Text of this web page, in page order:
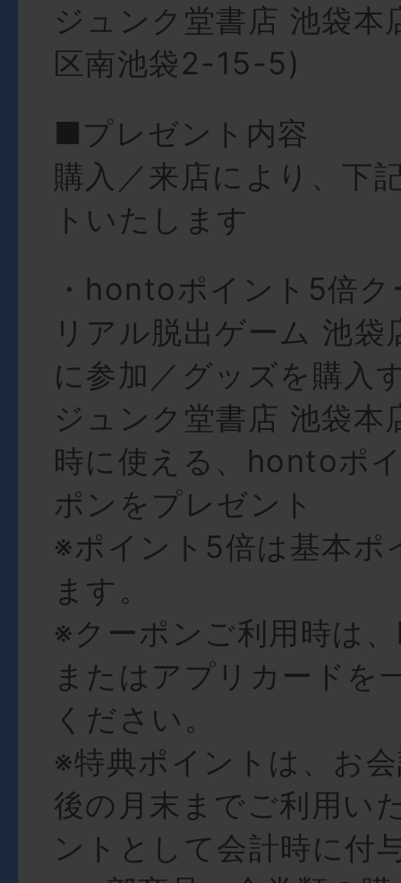
ジュンク堂書店 池袋本
区南池袋2-15-5)
■プレゼント内容
購入／来店により、下
トいたします
・hontoポイント5倍ク
リアル脱出ゲーム 池袋
に参加／グッズを購入
ジュンク堂書店 池袋本
時に使える、hontoポ
ポンをプレゼント
※ポイント5倍は基本ポ
ます。
※クーポンご利用時は
またはアプリカードを
ください。
※特典ポイントは、お
後の月末までご利用い
ントとして会計時に付